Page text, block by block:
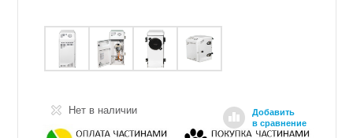
Добавить
в сравнение
Нет в наличии